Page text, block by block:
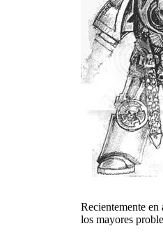
Recientemente
los mayores